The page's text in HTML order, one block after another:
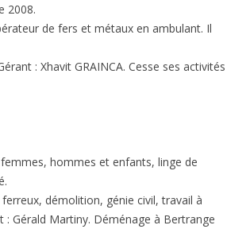
2008.
de fers et métaux en ambulant. Il
: Xhavit GRAINCA. Cesse ses activités
hommes et enfants, linge de
démolition, génie civil, travail à
Gérald Martiny. Déménage à Bertrange